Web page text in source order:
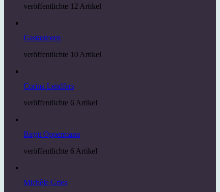
veröffentlichte 12 Artikel
Gastautoren
veröffentlichte 10 Artikel
Corina Lendfers
veröffentlichte 6 Artikel
Birgit Oppermann
veröffentlichte 6 Artikel
Michèle Gries